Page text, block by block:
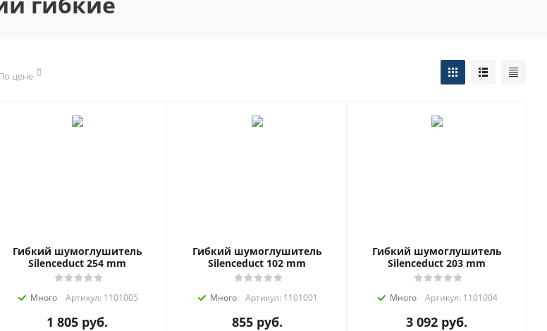
цене
Гибкий шумоглушитель
Silenceduct 254 mm
Много Артикул: 1101005
1 805 руб.
Гибкий шумоглушитель
Silenceduct 102 mm
Много Артикул: 1101001
855руб.
Гибкий шумоглушитель
Silenceduct 203 mm
Много Артикул: 1101004
3 092 руб.